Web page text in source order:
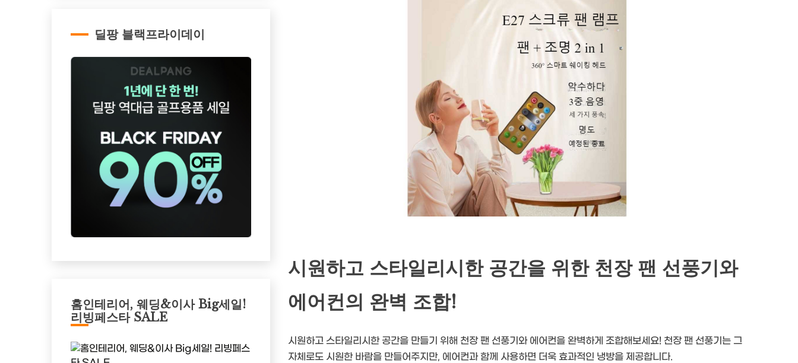
시원하고 스타일리시한 공간을 위한 천장 팬 선풍기와
에어컨의 완벽 조합!
시원하고 스타일리시한 공간을 만들기 위해 천장 팬 선풍기와 에어컨을 완벽하게 조합해보세요! 천장 팬 선풍기는 그
자체로도 시원한 바람을 만들어주지만, 에어컨과 함께 사용하면 더욱 효과적인 냉방을 제공합니다.
딜팡 블랙프라이데이
홈인테리어, 웨딩&이사 Big세일!
리빙페스타 SALE